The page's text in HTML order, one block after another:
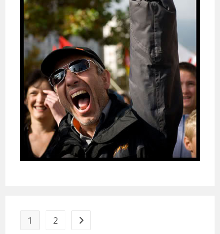
1 2 Aller à la page suivante